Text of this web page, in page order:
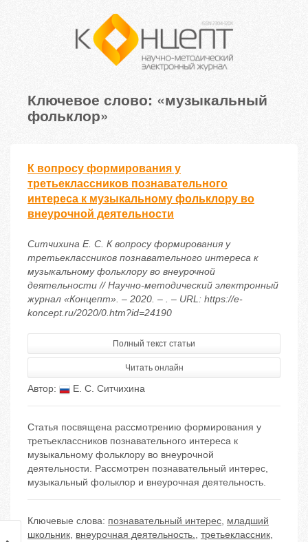
Ключевое слово: «музыкальный
фольклор»
К вопросу формирования у
третьеклассников познавательного
интереса к музыкальному фольклору во
внеурочной деятельности
Ситчихина Е. С. К вопросу формирования у
третьеклассников познавательного интереса к
музыкальному фольклору во внеурочной
деятельности // Научно-методический электронный
журнал «Концепт». – 2020. – . – URL: https://e-
koncept.ru/2020/0.htm?id=24190
Полный текст статьи
Читать онлайн
Автор: Е. С. Ситчихина
Статья посвящена рассмотрению формирования у
третьеклассников познавательного интереса к
музыкальному фольклору во внеурочной
деятельности. Рассмотрен познавательный интерес,
музыкальный фольклор и внеурочная деятельность.
Ключевые слова: познавательный интерес, младший
школьник, внеурочная деятельность., третьеклассник,